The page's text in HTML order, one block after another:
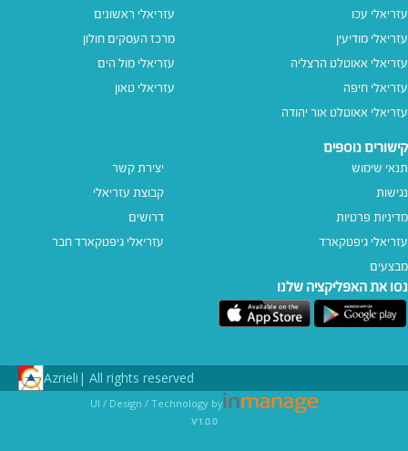
עזריאלי עכו
עזריאלי מודיעין
עזריאלי אאוטלט הרצליה
עזריאלי חיפה
עזריאלי אאוטלט אור יהודה
עזריאלי ראשונים
מרכז העסקים חולון
עזריאלי מול הים
עזריאלי טאון
קישורים נוספים
תנאי שימוש
נגישות
מדיניות פרטיות
עזריאלי גיפטקארד
מבצעים
יצירת קשר
קבוצת עזריאלי
דרושים
עזריאלי גיפטקארד חבר‎
נסו את האפליקציה שלנו
All rights reserved |
Azrieli
UI / Design / Technology by
v1.0.0